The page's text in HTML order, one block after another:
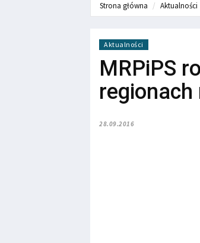
Strona główna Aktualności
Aktualności
MRPiPS
regionach
28.09.2016